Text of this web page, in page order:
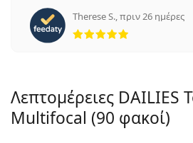
Therese S.,πριν 26 ημέρες
5
Λεπτομέρειες DAILIES
Multifocal (90 φακοί)